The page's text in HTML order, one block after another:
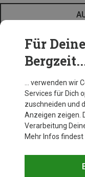
Für
… verwenden wir
Services für Dich
zuschneiden und
Anzeigen zeigen.
Verarbeitung
Mehr Infos